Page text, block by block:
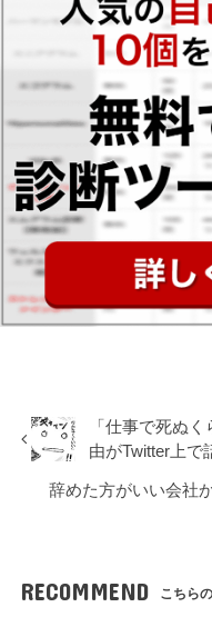
「仕事で死ぬ
由がTwitter上で
辞めた方がいい会社
RECOMMEND こちら